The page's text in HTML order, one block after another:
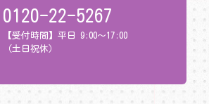
0120-22-5267
【受付時間】平日 9:00～17:00
（土日祝休）